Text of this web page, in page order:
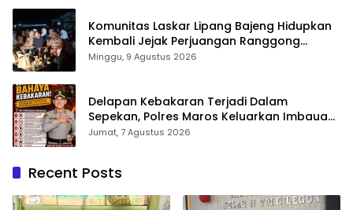
Komunitas Laskar Lipang Bajeng Hidupkan
Kembali Jejak Perjuangan Ranggong
Daeng Romo, Wabup Takalar: Apresiasi
Minggu, 9 Agustus 2026
Delapan Kebakaran Terjadi Dalam
Sepekan, Polres Maros Keluarkan Imbauan
kepada Masyarakat
Jumat, 7 Agustus 2026
Recent Posts